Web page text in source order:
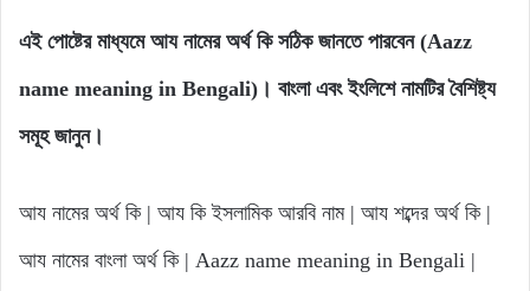
এই পোষ্টের মাধ্যমে আয নামের অর্থ কি সঠিক জানতে পারবেন (Aazz
name meaning in Bengali)। বাংলা এবং ইংলিশে নামটির বৈশিষ্ট্য
সমূহ জানুন।
আয নামের অর্থ কি | আয কি ইসলামিক আরবি নাম | আয শব্দের অর্থ কি |
আয নামের বাংলা অর্থ কি | Aazz name meaning in Bengali |